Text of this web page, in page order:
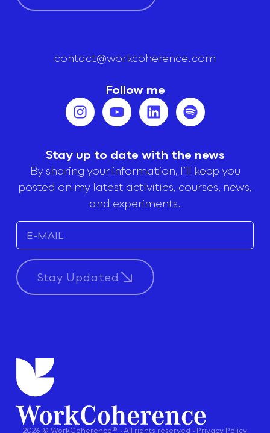
contact@workcoherence.com
Follow me
Stay up to date with the news
By sharing your information, I’ll keep you
posted on my latest activities, courses, news,
and experiments.
Stay Updated
2026 © WorkCoherence® · All rights reserved · Privacy Policy